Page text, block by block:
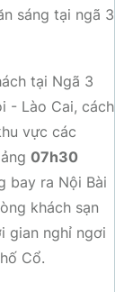
sáng tại ngã 3
tại Ngã 3
- Lào Cai, cách
vực các
07h30
bay ra Nội Bài
khách sạn
gian nghỉ ngơi
Cổ.